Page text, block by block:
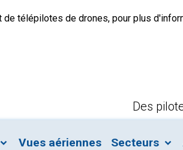
de télépilotes de drones, pour plus
Des
Vues aériennes Secteurs